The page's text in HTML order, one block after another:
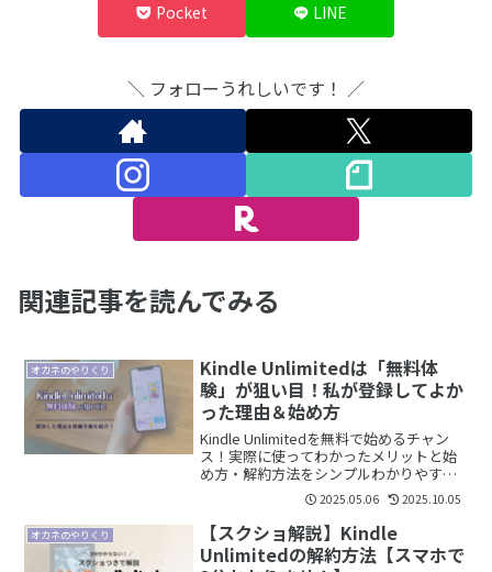
Pocket LINE
＼ フォローうれしいです！ ／
関連記事を読んでみる
オカネのやりくり
Kindle Unlimitedは「無料体
験」が狙い目！私が登録してよか
った理由＆始め方
Kindle Unlimitedを無料で始めるチャン
ス！実際に使ってわかったメリットと始
め方・解約方法をシンプルわかりやすく
2025.05.06 2025.10.05
オカネのやりくり
【スクショ解説】Kindle
Unlimitedの解約方法【スマホで